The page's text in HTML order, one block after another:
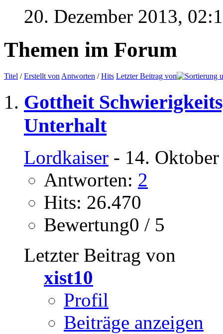
20. Dezember 2013,
Themen im Forum
Titel /Erstellt von Antworten /Hits Letzter Beitrag von
Gottheit
Unterhalt
Lordkaiser - 14.
Antworten: 2
Hits: 26.470
Bewertung0 / 5
Letzter Beitrag von
xist10
Profil
Beiträge anzeigen